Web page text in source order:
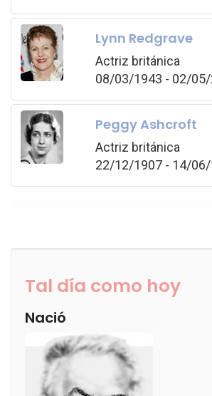
Lynn Redgrave
Actriz británica
08/03/1943 - 02/
Peggy Ashcroft
Actriz británica
22/12/1907 - 14/06/
Tal día como hoy
Nació